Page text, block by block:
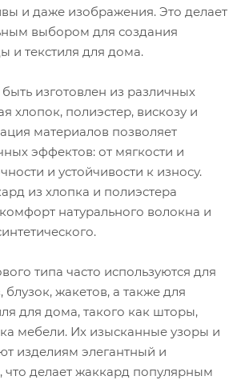
и даже изображения. Это делает
выбором для создания
и текстиля для дома.
изготовлен из различных
хлопок, полиэстер, вискозу и
материалов позволяет
эффектов: от мягкости и
и устойчивости к износу.
из хлопка и полиэстера
натурального волокна и
типа часто используются для
жакетов, а также для
для дома, такого как шторы,
мебели. Их изысканные узоры и
изделиям элегантный и
делает жаккард популярным